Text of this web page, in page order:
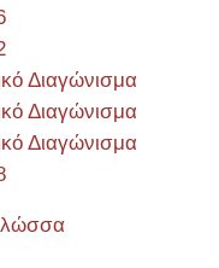
Διαγώνισμα
Διαγώνισμα
Διαγώνισμα